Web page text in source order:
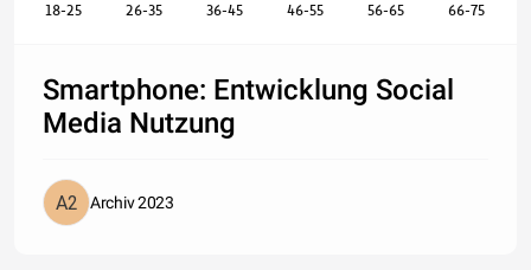
18-25 26-35 36-45 46-55 56-65 66-75
Smartphone: Entwicklung Social
Media Nutzung
Archiv 2023